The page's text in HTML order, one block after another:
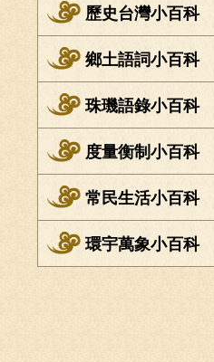
歷史台灣小百科
鄉土語詞小百科
珠璣語錄小百科
度量衡制小百科
常民生活小百科
環宇萬象小百科